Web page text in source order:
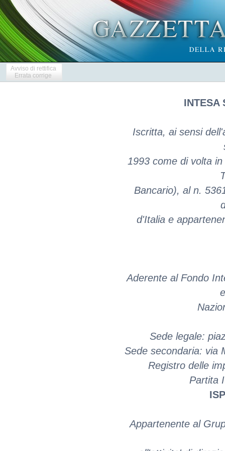
Avviso di rettifica
Errata corrige
INTESA
Iscritta, ai sensi
1993 come di volta
Bancario), al n.
d'Italia e
Aderente al Fondo
Sede legale:
Sede secondaria: via
Registro delle
Partita
Appartenente al